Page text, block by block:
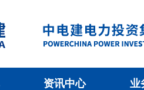
资讯中心 业